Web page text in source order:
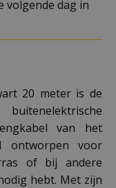
volgende dag in
20 meter is de
van het
ontworpen voor
of bij andere
hebt. Met zijn